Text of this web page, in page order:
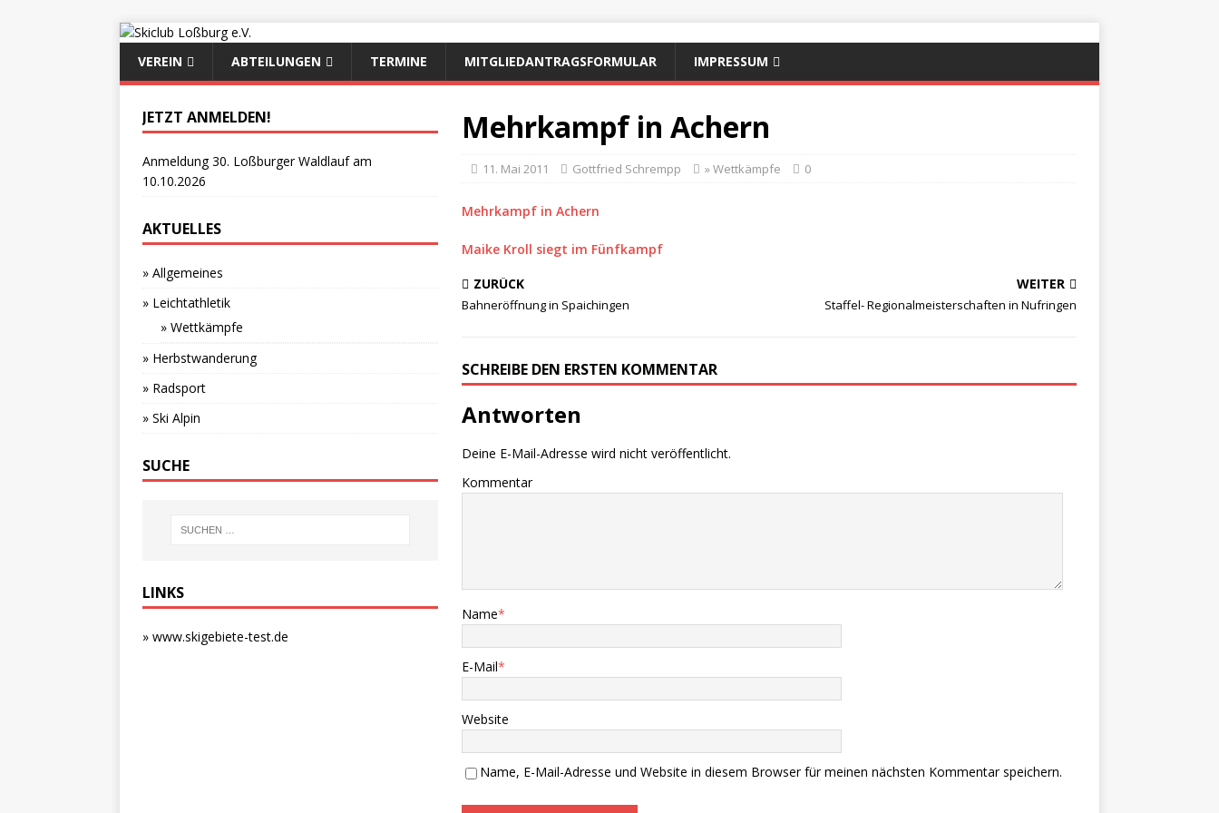
VEREIN ABTEILUNGEN TERMINE MITGLIEDANTRAGSFORMULAR IMPRESSUM
Mehrkampf in Achern
11. Mai 2011 Gottfried Schrempp » Wettkämpfe 0
Mehrkampf in Achern
Maike Kroll siegt im Fünfkampf
ZURÜCK
Bahneröffnung in Spaichingen
WEITER
Staffel- Regionalmeisterschaften in Nufringen
SCHREIBE DEN ERSTEN KOMMENTAR
Antworten
Deine E-Mail-Adresse wird nicht veröffentlicht.
Kommentar
Name*
E-Mail*
Website
Name, E-Mail-Adresse und Website in diesem Browser für meinen nächsten Kommentar speichern.
JETZT ANMELDEN!
Anmeldung 30. Loßburger Waldlauf am
10.10.2026
AKTUELLES
» Allgemeines
» Leichtathletik
» Wettkämpfe
» Herbstwanderung
» Radsport
» Ski Alpin
SUCHE
LINKS
» www.skigebiete-test.de